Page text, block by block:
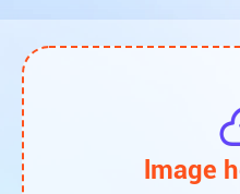
lmage
Neuer Upload